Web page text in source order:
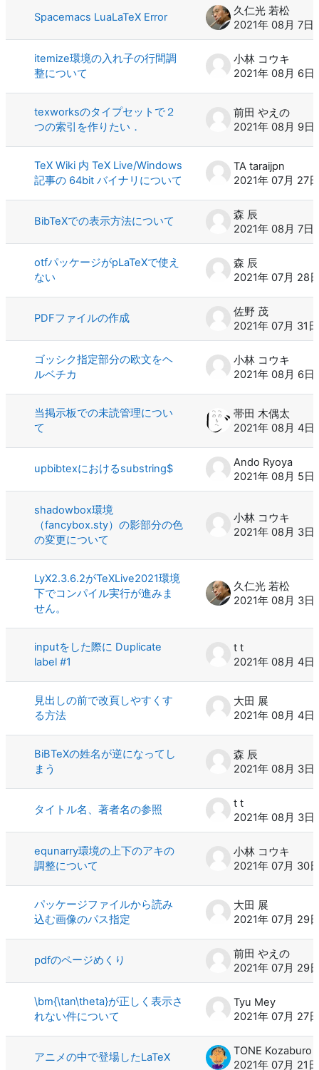
Spacemacs LuaLaTeX Error
久仁光 若松
2021年 08月 7日
itemize環境の入れ子の行間調
整について
小林 コウキ
2021年 08月 6日
texworksのタイプセットで２
つの索引を作りたい．
前田 やえの
2021年 08月 9日
TeX Wiki 内 TeX Live/Windows
記事の 64bit バイナリについて
TA taraijpn
2021年 07月 27日
BibTeXでの表示方法について
森 辰
2021年 08月 7日
otfパッケージがpLaTeXで使え
ない
森 辰
2021年 07月 28
PDFファイルの作成
佐野 茂
2021年 07月 31日
ゴッシク指定部分の欧文をヘ
ルベチカ
小林 コウキ
2021年 08月 6日
当掲示板での未読管理につい
て
帯田 木偶太
2021年 08月 4日
upbibtexにおけるsubstring$
Ando Ryoya
2021年 08月 5日
shadowbox環境
（fancybox.sty）の影部分の色
の変更について
小林 コウキ
2021年 08月 3日
LyX2.3.6.2がTeXLive2021環境
下でコンパイル実行が進みま
せん。
久仁光 若松
2021年 08月 3日
inputをした際に Duplicate
label #1
t t
2021年 08月 4日
見出しの前で改頁しやすくす
る方法
大田 展
2021年 08月 4日
BiBTeXの姓名が逆になってし
まう
森 辰
2021年 08月 3日
タイトル名、著者名の参照
t t
2021年 08月 3日
equnarry環境の上下のアキの
調整について
小林 コウキ
2021年 07月 30
パッケージファイルから読み
込む画像のパス指定
大田 展
2021年 07月 29
pdfのページめくり
前田 やえの
2021年 07月 29
\bm{\tan\theta}が正しく表示さ
れない件について
Tyu Mey
2021年 07月 27日
アニメの中で登場したLaTeX
TONE Kozaburo
2021年 07月 21日